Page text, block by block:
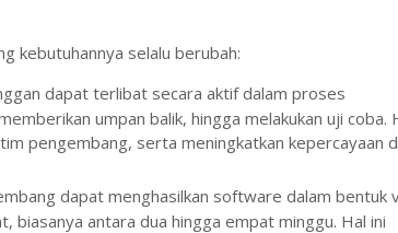
kebutuhannya selalu berubah:
dapat terlibat secara aktif dalam proses
umpan balik, hingga melakukan uji coba.
pengembang, serta meningkatkan kepercayaan
dapat menghasilkan software dalam bentuk
biasanya antara dua hingga empat minggu. Hal ini